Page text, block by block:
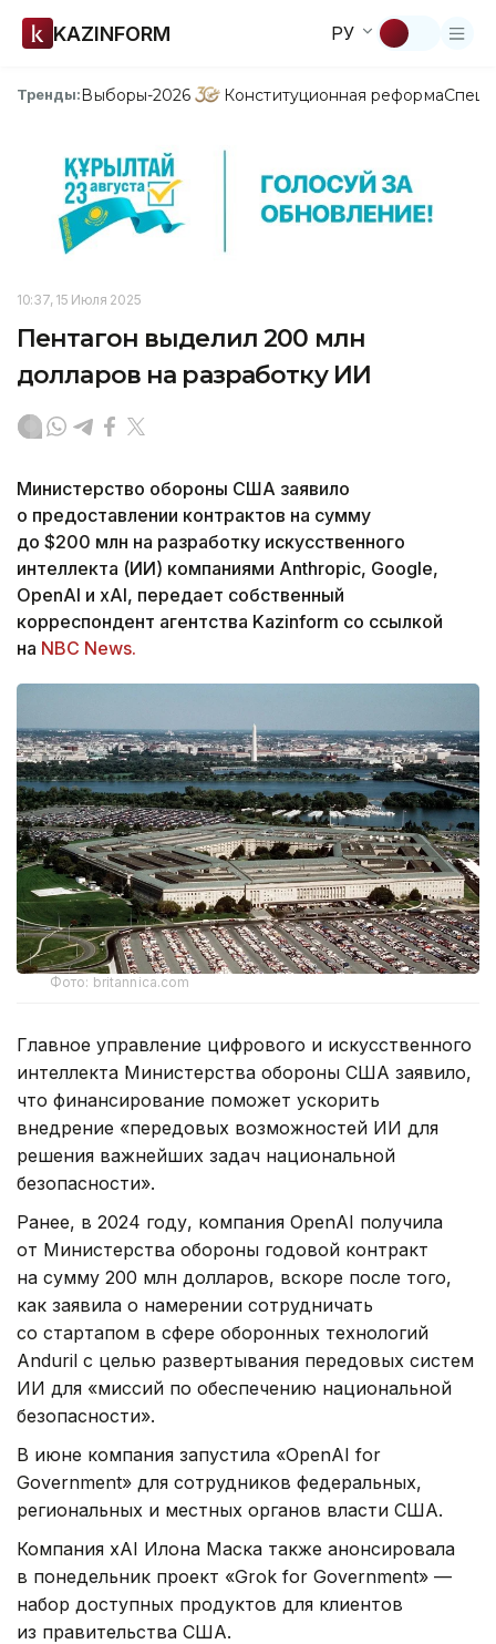
KAZINFORM РУ
Тренды:Выборы-2026 Конституционная реформа
10:37, 15 Июля 2025
Пентагон выделил 200 млн
долларов на разработку ИИ
Министерство обороны США заявило
о предоставлении контрактов на сумму
до $200 млн на разработку искусственного
интеллекта (ИИ) компаниями Anthropic, Google,
OpenAI и xAI, передает собственный
корреспондент агентства Kazinform со ссылкой
на NBC News.
Фото: britannica.com
Главное управление цифрового и искусственного
интеллекта Министерства обороны США заявило,
что финансирование поможет ускорить
внедрение «передовых возможностей ИИ для
решения важнейших задач национальной
безопасности».
Ранее, в 2024 году, компания OpenAI получила
от Министерства обороны годовой контракт
на сумму 200 млн долларов, вскоре после того,
как заявила о намерении сотрудничать
со стартапом в сфере оборонных технологий
Anduril с целью развертывания передовых систем
ИИ для «миссий по обеспечению национальной
безопасности».
В июне компания запустила «OpenAI for
Government» для сотрудников федеральных,
региональных и местных органов власти США.
Компания xAI Илона Маска также анонсировала
в понедельник проект «Grok for Government» —
набор доступных продуктов для клиентов
из правительства США.